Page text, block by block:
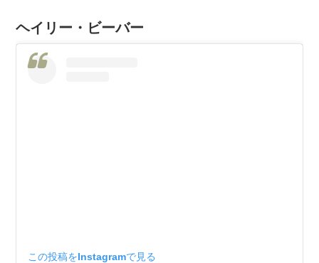
ヘイリー・ビーバー
この投稿をInstagramで見る